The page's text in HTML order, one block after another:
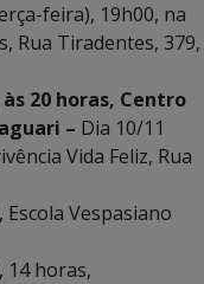
feira), 19h00, na
Rua Tiradentes, 379,
20 horas, Centro
– Dia 10/11
Vida Feliz, Rua
Escola Vespasiano
14 horas,